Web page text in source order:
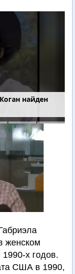
найден
женском
х годов.
США в 1990,